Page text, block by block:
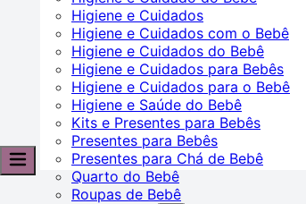
Higiene e Cuidados
Higiene e Cuidados com o Bebê
Higiene e Cuidados do Bebê
Higiene e Cuidados para Bebês
Higiene e Cuidados para o Bebê
Higiene e Saúde do Bebê
Kits e Presentes para Bebês
Presentes para Bebês
Presentes para Chá de Bebê
Quarto do Bebê
Roupas de Bebê